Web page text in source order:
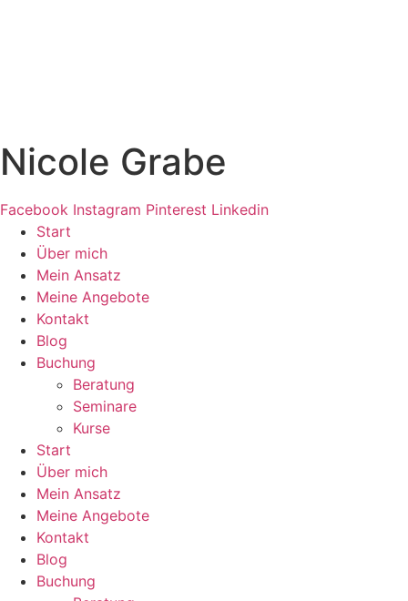
Nicole Grabe
Facebook Instagram Pinterest Linkedin
Start
Über mich
Mein Ansatz
Meine Angebote
Kontakt
Blog
Buchung
Beratung
Seminare
Kurse
Start
Über mich
Mein Ansatz
Meine Angebote
Kontakt
Blog
Buchung